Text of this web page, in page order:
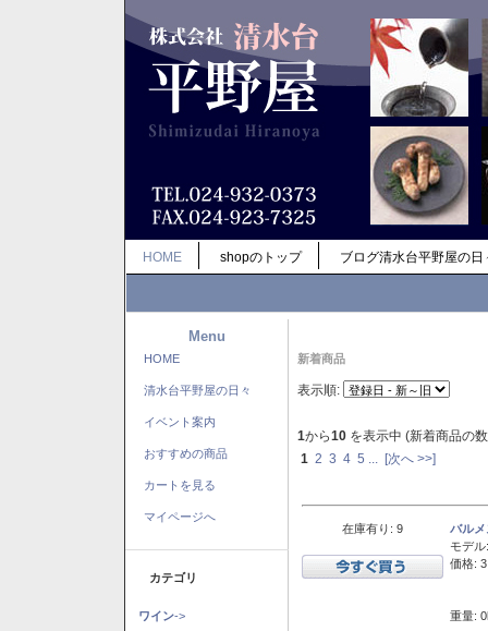
HOME shopのトップ ブログ清水台平野屋の日
Menu
HOME
清水台平野屋の日々
イベント案内
おすすめの商品
カートを見る
マイページへ
カテゴリ
ワイン->
新着商品
表示順:
1から10 を表示中 (新着商品の
1 2 3 4 5 [次へ >>]
在庫有り: 9
バル
モデル:
価格:
重量: